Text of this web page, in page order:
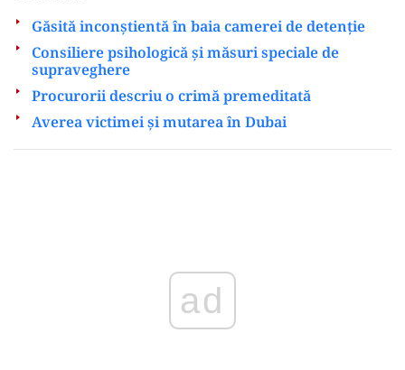
Găsită inconștientă în baia camerei de detenție
Consiliere psihologică și măsuri speciale de
supraveghere
Procurorii descriu o crimă premeditată
Averea victimei și mutarea în Dubai